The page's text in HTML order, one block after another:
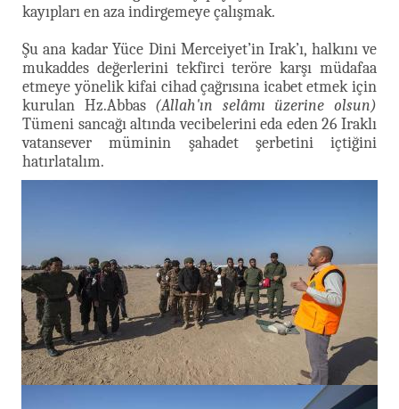
kayıpları en aza indirgemeye çalışmak.
Şu ana kadar Yüce Dini Merceiyet’in Irak’ı, halkını ve
mukaddes değerlerini tekfirci teröre karşı müdafaa
etmeye yönelik kifai cihad çağrısına icabet etmek için
kurulan Hz.Abbas (Allah'ın selâmı üzerine olsun)
Tümeni sancağı altında vecibelerini eda eden 26 Iraklı
vatansever müminin şahadet şerbetini içtiğini
hatırlatalım.